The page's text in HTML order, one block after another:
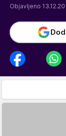
Objavljeno